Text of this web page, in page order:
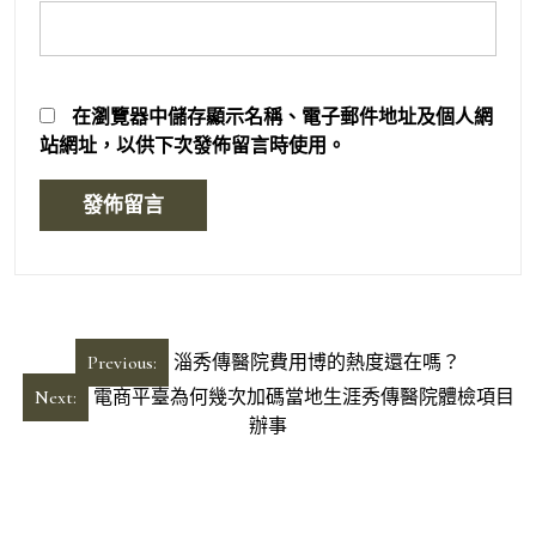
在瀏覽器中儲存顯示名稱、電子郵件地址及個人網
站網址，以供下次發佈留言時使用。
章
導
Previous:
淄秀傳醫院費用博的熱度還在嗎？
Next:
電商平臺為何幾次加碼當地生涯秀傳醫院體檢項目
辦事